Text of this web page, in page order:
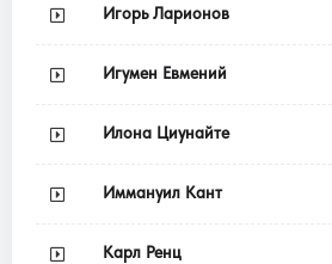
Игорь Ларионов
Игумен Евмений
Илона Циунайте
Иммануил Кант
Карл Ренц